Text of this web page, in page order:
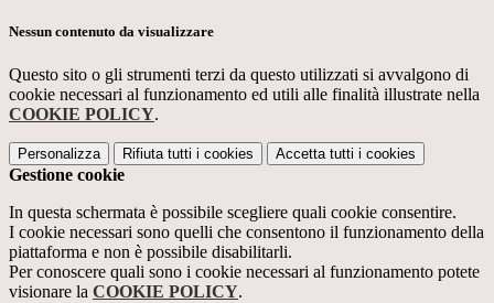
Nessun contenuto da visualizzare
Questo sito o gli strumenti terzi da questo utilizzati si avvalgono di
cookie necessari al funzionamento ed utili alle finalità illustrate nella
COOKIE POLICY.
Personalizza Rifiuta tutti i cookies Accetta tutti i cookies
Gestione cookie
In questa schermata è possibile scegliere quali cookie consentire.
I cookie necessari sono quelli che consentono il funzionamento della
piattaforma e non è possibile disabilitarli.
Per conoscere quali sono i cookie necessari al funzionamento potete
visionare la COOKIE POLICY.